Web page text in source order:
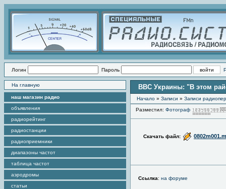
Логин Пароль
На главную
наш магазин радио
объявления
радиорейтинг
радиостанции
радиоприемники
диапазоны частот
таблица частот
аэродромы
статьи
ВВС Украины: "В этом
Начало » Записи » Записи
Разместил: Фотограф
Скачать файл:
Ссылка: на форуме